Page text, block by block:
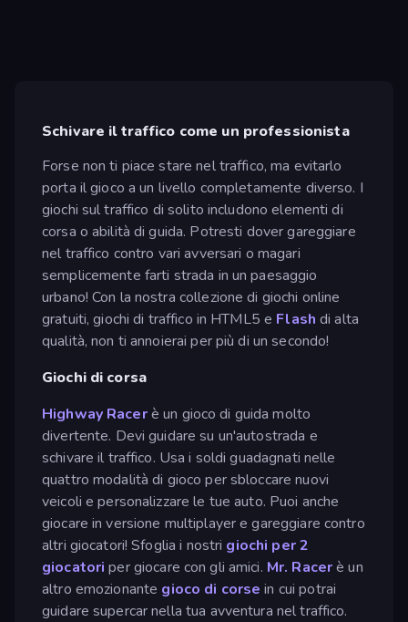
Schivare il traffico come un professionista
Forse non ti piace stare nel traffico, ma evitarlo
porta il gioco a un livello completamente diverso. I
giochi sul traffico di solito includono elementi di
corsa o abilità di guida. Potresti dover gareggiare
nel traffico contro vari avversari o magari
semplicemente farti strada in un paesaggio
urbano! Con la nostra collezione di giochi online
gratuiti, giochi di traffico in HTML5 e Flash di alta
qualità, non ti annoierai per più di un secondo!
Giochi di corsa
Highway Racerè un gioco di guida molto
divertente. Devi guidare su un'autostrada e
schivare il traffico. Usa i soldi guadagnati nelle
quattro modalità di gioco per sbloccare nuovi
veicoli e personalizzare le tue auto. Puoi anche
giocare in versione multiplayer e gareggiare contro
altri giocatori! Sfoglia i nostri giochi per 2
giocatori per giocare con gli amici. Mr. Racerè un
altro emozionante gioco di corsein cui potrai
guidare supercar nella tua avventura nel traffico.